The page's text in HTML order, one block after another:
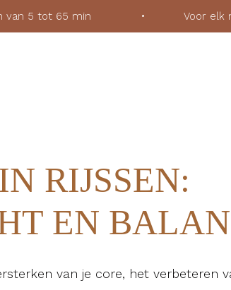
van 5 tot 65 min • Voor elk
RIJSSEN:
EN
van je core, het verbeteren